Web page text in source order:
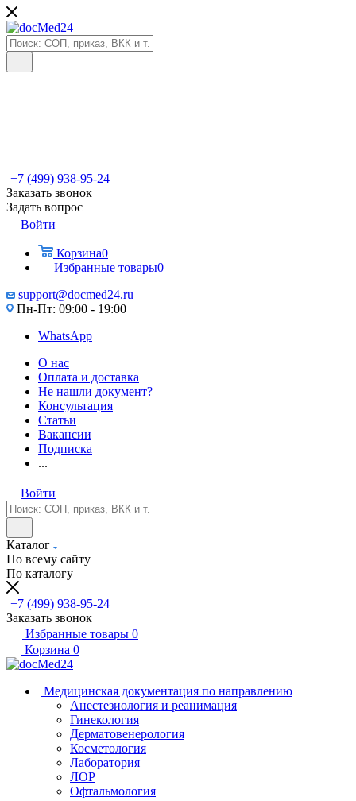
+7 (499) 938-95-24
Заказать звонок
Задать вопрос
Войти
Корзина0
Избранные товары0
support@docmed24.ru
Пн-Пт: 09:00 - 19:00
WhatsApp
О нас
Оплата и доставка
Не нашли документ?
Консультация
Статьи
Вакансии
Подписка
...
Войти
Каталог
По всему сайту
По каталогу
+7 (499) 938-95-24
Заказать звонок
Избранные товары 0
Корзина 0
Медицинская документация по направлению
Анестезиология и реанимация
Гинекология
Дерматовенерология
Косметология
Лаборатория
ЛОР
Офтальмология